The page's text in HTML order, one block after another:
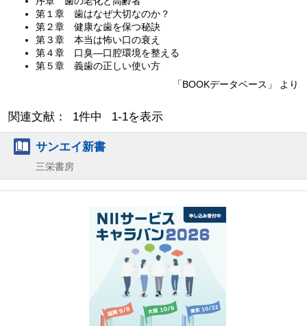
第１章 歯はなぜ大切なのか？
第２章 健康な歯を保つ秘訣
第３章 本当は怖い口の衰え
第４章 口臭—口腔環境を整える
第５章 義歯の正しい使い方
「BOOKデータベース」 より
関連文献： 1件中 1-1を表示
サンエイ新書
三栄書房